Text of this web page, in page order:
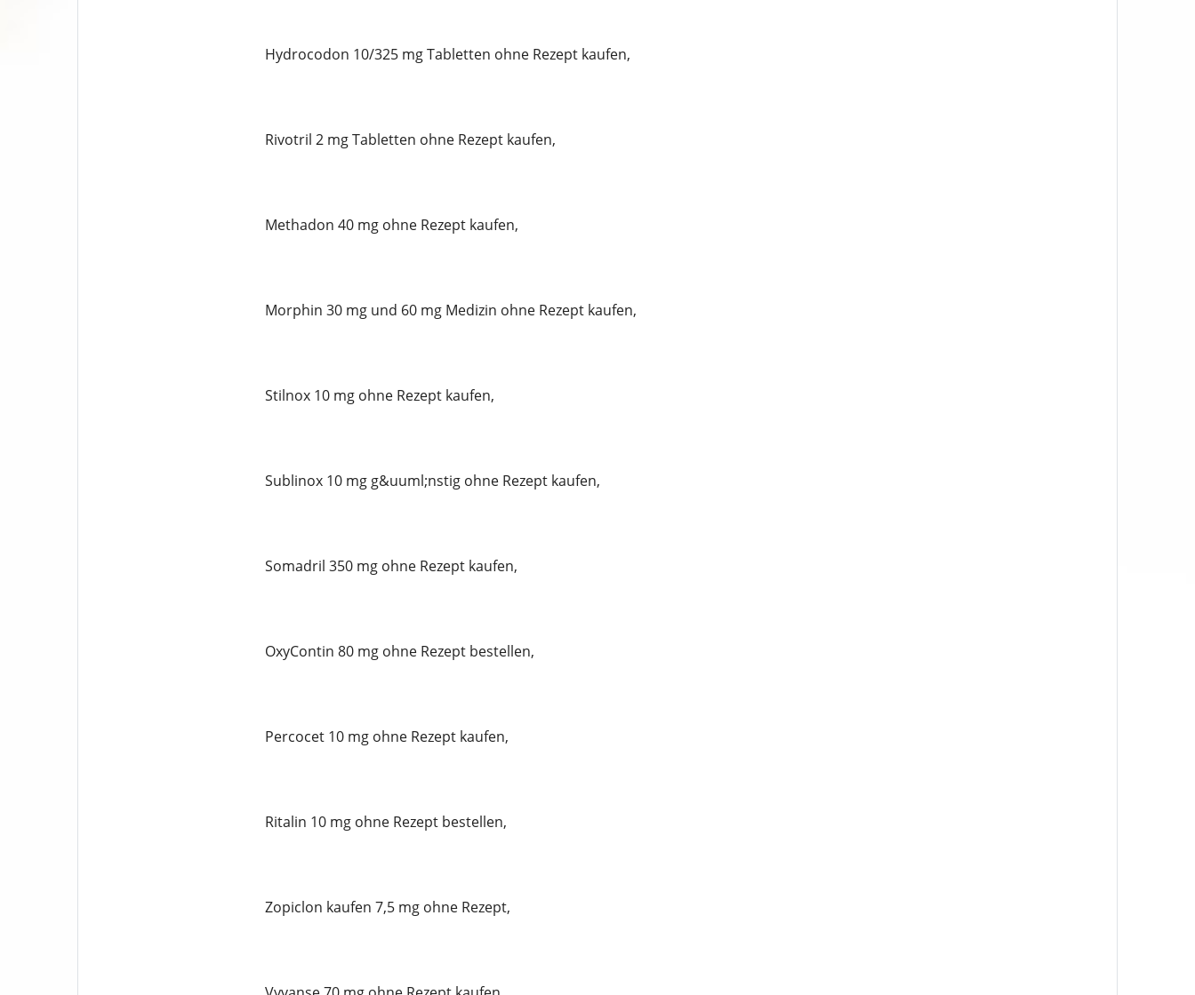
Hydrocodon 10/325 mg Tabletten ohne Rezept kaufen,
Rivotril 2 mg Tabletten ohne Rezept kaufen,
Methadon 40 mg ohne Rezept kaufen,
Morphin 30 mg und 60 mg Medizin ohne Rezept kaufen,
Stilnox 10 mg ohne Rezept kaufen,
Sublinox 10 mg g&uuml;nstig ohne Rezept kaufen,
Somadril 350 mg ohne Rezept kaufen,
OxyContin 80 mg ohne Rezept bestellen,
Percocet 10 mg ohne Rezept kaufen,
Ritalin 10 mg ohne Rezept bestellen,
Zopiclon kaufen 7,5 mg ohne Rezept,